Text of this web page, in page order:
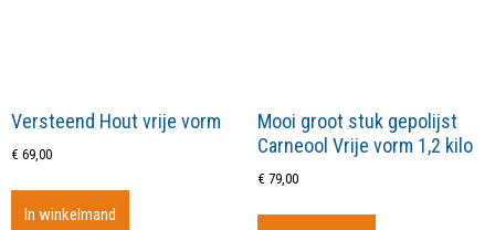
Versteend Hout vrije vorm
€ 69,00
In winkelmand
Mooi groot stuk gepolijst
Carneool Vrije vorm 1,2 kilo
€ 79,00